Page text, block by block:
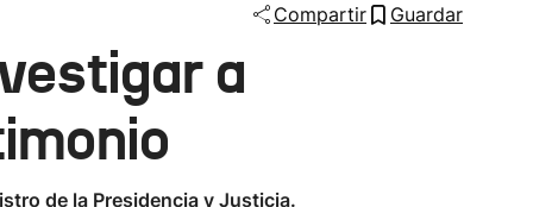
Compartir Guardar
a
de la Presidencia y Justicia.